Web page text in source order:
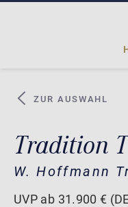
ZUR AUSWAHL
Tradition
W. Hoffmann
UVP ab 31.900 €